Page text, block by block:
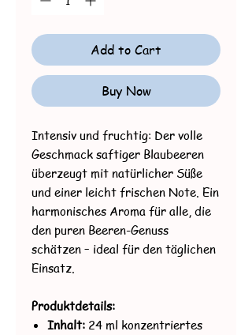
Add to Cart
Buy Now
Intensiv und fruchtig: Der volle
Geschmack saftiger Blaubeeren
überzeugt mit natürlicher Süße
und einer leicht frischen Note. Ein
harmonisches Aroma für alle, die
den puren Beeren-Genuss
schätzen – ideal für den täglichen
Einsatz.
Produktdetails:
Inhalt: 24 ml konzentriertes